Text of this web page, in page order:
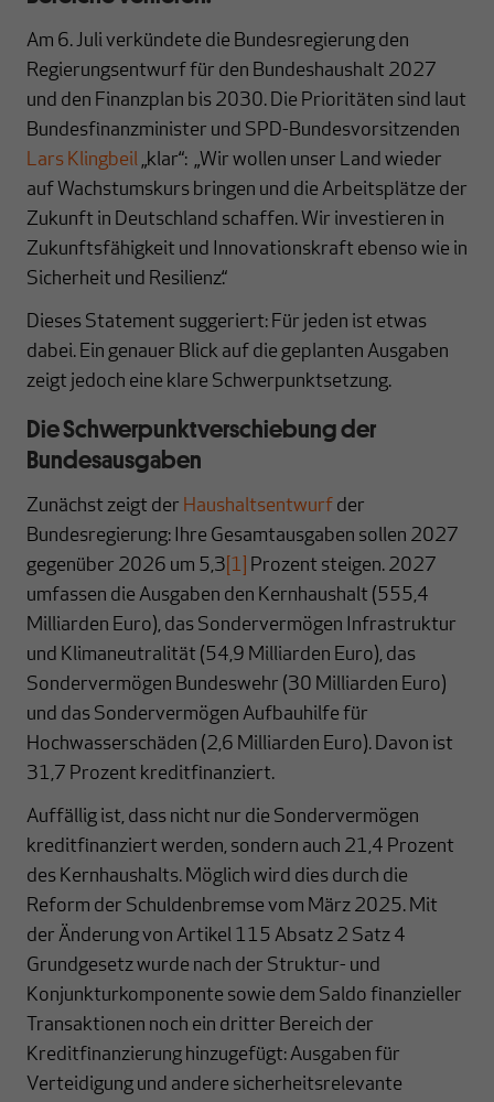
Am 6. Juli verkündete die Bundesregierung den
Regierungsentwurf für den Bundeshaushalt 2027
und den Finanzplan bis 2030. Die Prioritäten sind laut
Bundesfinanzminister und SPD-Bundesvorsitzenden
Lars Klingbeil „klar“: „Wir wollen unser Land wieder
auf Wachstumskurs bringen und die Arbeitsplätze der
Zukunft in Deutschland schaffen. Wir investieren in
Zukunftsfähigkeit und Innovationskraft ebenso wie in
Sicherheit und Resilienz.“
Dieses Statement suggeriert: Für jeden ist etwas
dabei. Ein genauer Blick auf die geplanten Ausgaben
zeigt jedoch eine klare Schwerpunktsetzung.
Die Schwerpunktverschiebung der
Bundesausgaben
Zunächst zeigt der Haushaltsentwurf der
Bundesregierung: Ihre Gesamtausgaben sollen 2027
gegenüber 2026 um 5,3 [1] Prozent steigen. 2027
umfassen die Ausgaben den Kernhaushalt (555,4
Milliarden Euro), das Sondervermögen Infrastruktur
und Klimaneutralität (54,9 Milliarden Euro), das
Sondervermögen Bundeswehr (30 Milliarden Euro)
und das Sondervermögen Aufbauhilfe für
Hochwasserschäden (2,6 Milliarden Euro). Davon ist
31,7 Prozent kreditfinanziert.
Auffällig ist, dass nicht nur die Sondervermögen
kreditfinanziert werden, sondern auch 21,4 Prozent
des Kernhaushalts. Möglich wird dies durch die
Reform der Schuldenbremse vom März 2025. Mit
der Änderung von Artikel 115 Absatz 2 Satz 4
Grundgesetz wurde nach der Struktur- und
Konjunkturkomponente sowie dem Saldo finanzieller
Transaktionen noch ein dritter Bereich der
Kreditfinanzierung hinzugefügt: Ausgaben für
Verteidigung und andere sicherheitsrelevante